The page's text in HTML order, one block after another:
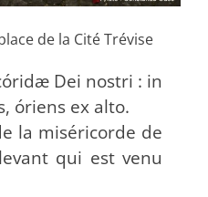
de la Cité Trévise
Dei nostri : in
óriens ex alto.
la miséricorde de
qui est venu